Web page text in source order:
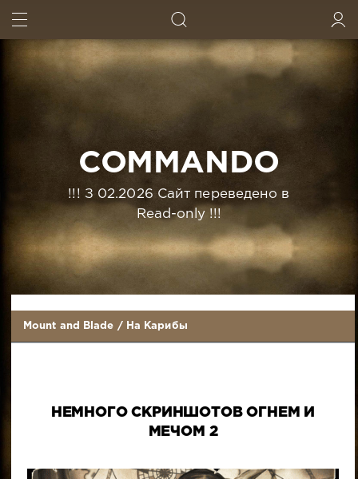
COMMANDO
!!! З 02.2026 Сайт переведено в
Read-only !!!
Mount and Blade / На Карибы
НЕМНОГО СКРИНШОТОВ ОГНЕМ И
МЕЧОМ 2